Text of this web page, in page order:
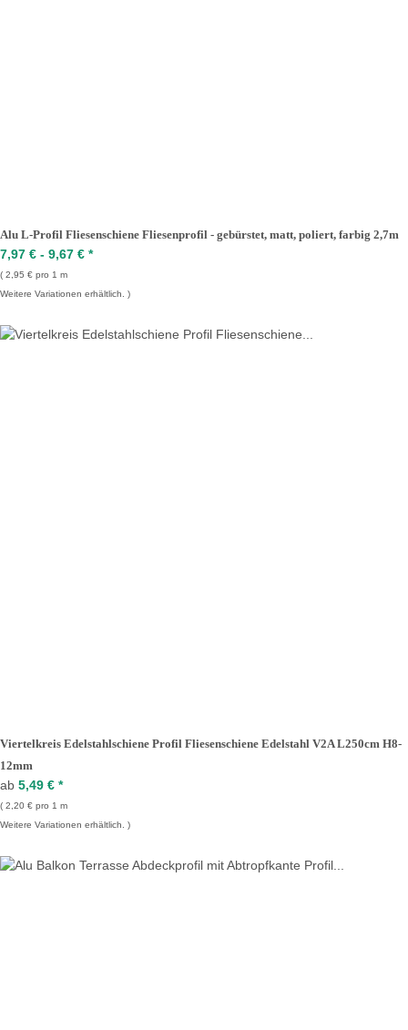
Alu L-Profil Fliesenschiene Fliesenprofil - gebürstet, matt, poliert, farbig 2,7m
7,97 € - 9,67 € *
2,95 € pro 1 m
Weitere Variationen erhältlich.
Viertelkreis Edelstahlschiene Profil Fliesenschiene Edelstahl V2A L250cm H8-
12mm
ab 5,49 € *
2,20 € pro 1 m
Weitere Variationen erhältlich.